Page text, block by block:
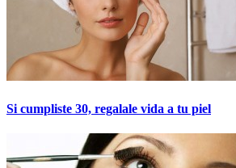
Si cumpliste 30, regalale vida a tu piel